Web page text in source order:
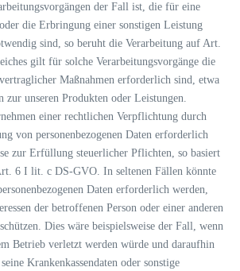
der Fall ist, die für eine
die Erbringung einer sonstigen Leistung
sind, so beruht die Verarbeitung auf Art.
gilt für solche Verarbeitungsvorgänge die
Maßnahmen erforderlich sind, etwa
zur unseren Produkten oder Leistungen.
einer rechtlichen Verpflichtung durch
von personenbezogenen Daten erforderlich
zur Erfüllung steuerlicher Pflichten, so basiert
6 I lit. c DS-GVO. In seltenen Fällen könnte
Daten erforderlich werden,
der betroffenen Person oder einer anderen
Dies wäre beispielsweise der Fall, wenn
Betrieb verletzt werden würde und daraufhin
Krankenkassendaten oder sonstige